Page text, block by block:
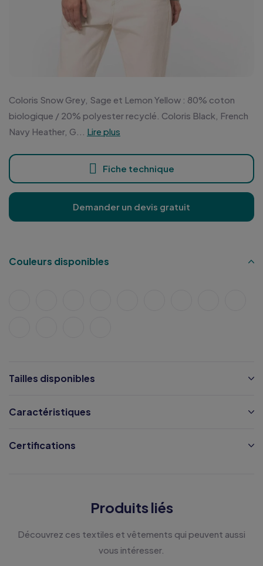
Coloris Snow Grey, Sage et Lemon Yellow : 80% coton
biologique / 20% polyester recyclé. Coloris Black, French
Navy Heather, G...
Lire plus
Fiche technique
Demander un devis gratuit
Couleurs disponibles
Tailles disponibles
Caractéristiques
Certifications
Produits liés
Découvrez ces textiles et vêtements qui peuvent aussi
vous intéresser.